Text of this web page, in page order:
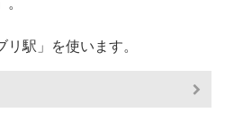
駅」を使います。